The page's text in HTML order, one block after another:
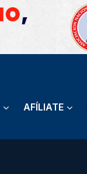
AFÍLIATE